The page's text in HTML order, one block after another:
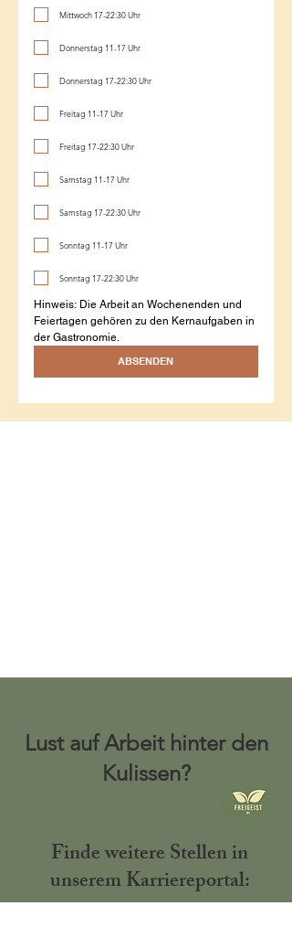
Mittwoch 17-22:30 Uhr
Donnerstag 11-17 Uhr
Donnerstag 17-22:30 Uhr
Freitag 11-17 Uhr
Freitag 17-22:30 Uhr
Samstag 11-17 Uhr
Samstag 17-22:30 Uhr
Sonntag 11-17 Uhr
Sonntag 17-22:30 Uhr
Hinweis: Die Arbeit an Wochenenden und
Feiertagen gehören zu den Kernaufgaben in
der Gastronomie.
ABSENDEN
Lust auf Arbeit hinter den
Kulissen?
Finde weitere Stellen in
unserem Karriereportal: